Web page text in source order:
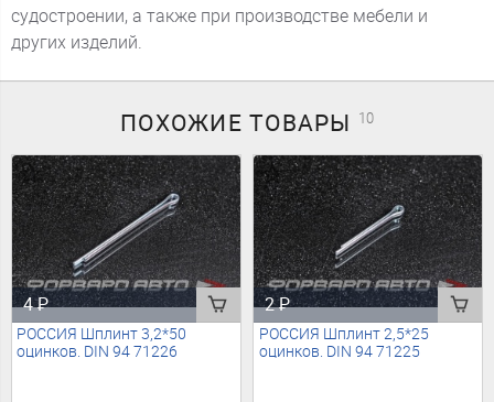
судостроении, а также при производстве мебели и
других изделий.
ПОХОЖИЕТОВАРЫ 10
4₽
РОССИЯ Шплинт 3,2*50
оцинков. DIN 94 71226
2₽
РОССИЯ Шплинт 2,5*25
оцинков. DIN 94 71225